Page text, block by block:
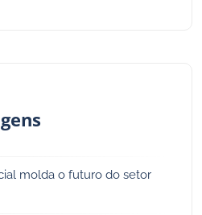
molda o futuro do setor